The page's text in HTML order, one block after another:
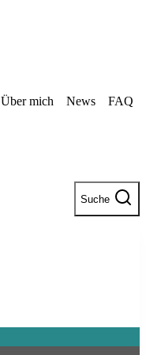
Über mich News FAQ
Suche